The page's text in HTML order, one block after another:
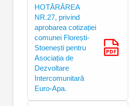
HOTĂRÂREA
NR.27, privind
aprobarea cotizației
comunei Florești-
Stoenești pentru
Asociația de
Dezvoltare
Intercomunitară
Euro-Apa.